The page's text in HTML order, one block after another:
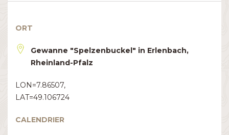
ORT
Gewanne "Spelzenbuckel" in Erlenbach,
Rheinland-Pfalz
LON=7.86507,
LAT=49.106724
CALENDRIER